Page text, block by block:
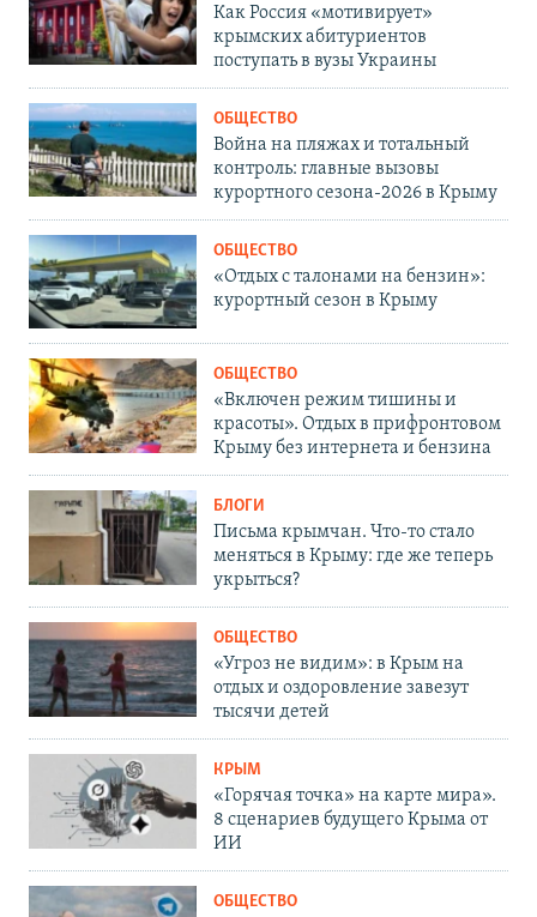
Как Россия «мотивирует»
крымских абитуриентов
поступать в вузы Украины
ОБЩЕСТВО
Война на пляжах и тотальный
контроль: главные вызовы
курортного сезона-2026 в Крыму
ОБЩЕСТВО
«Отдых с талонами на бензин»:
курортный сезон в Крыму
ОБЩЕСТВО
«Включен режим тишины и
красоты». Отдых в прифронтовом
Крыму без интернета и бензина
БЛОГИ
Письма крымчан. Что-то стало
меняться в Крыму: где же теперь
укрыться?
ОБЩЕСТВО
«Угроз не видим»: в Крым на
отдых и оздоровление завезут
тысячи детей
КРЫМ
«Горячая точка» на карте мира».
8 сценариев будущего Крыма от
ИИ
ОБЩЕСТВО